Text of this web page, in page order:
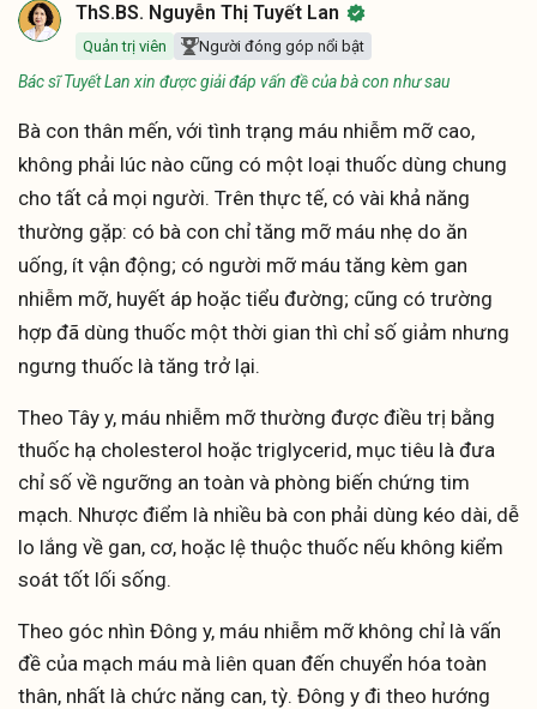
ThS.BS. Nguyễn Thị Tuyết Lan
Quản trị viên Người đóng góp nổi bật
Bác sĩ Tuyết Lan xin được giải đáp vấn đề của bà con như sau
Bà con thân mến, với tình trạng máu nhiễm mỡ cao,
không phải lúc nào cũng có một loại thuốc dùng chung
cho tất cả mọi người. Trên thực tế, có vài khả năng
thường gặp: có bà con chỉ tăng mỡ máu nhẹ do ăn
uống, ít vận động; có người mỡ máu tăng kèm gan
nhiễm mỡ, huyết áp hoặc tiểu đường; cũng có trường
hợp đã dùng thuốc một thời gian thì chỉ số giảm nhưng
ngưng thuốc là tăng trở lại.
Theo Tây y, máu nhiễm mỡ thường được điều trị bằng
thuốc hạ cholesterol hoặc triglycerid, mục tiêu là đưa
chỉ số về ngưỡng an toàn và phòng biến chứng tim
mạch. Nhược điểm là nhiều bà con phải dùng kéo dài, dễ
lo lắng về gan, cơ, hoặc lệ thuộc thuốc nếu không kiểm
soát tốt lối sống.
Theo góc nhìn Đông y, máu nhiễm mỡ không chỉ là vấn
đề của mạch máu mà liên quan đến chuyển hóa toàn
thân, nhất là chức năng can, tỳ. Đông y đi theo hướng